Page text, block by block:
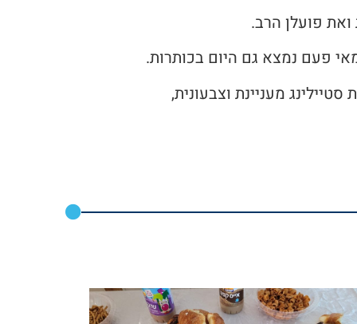
פועלן הרב.
פעם נמצא גם היום בכותרות.
מעניינת וצבעונית,